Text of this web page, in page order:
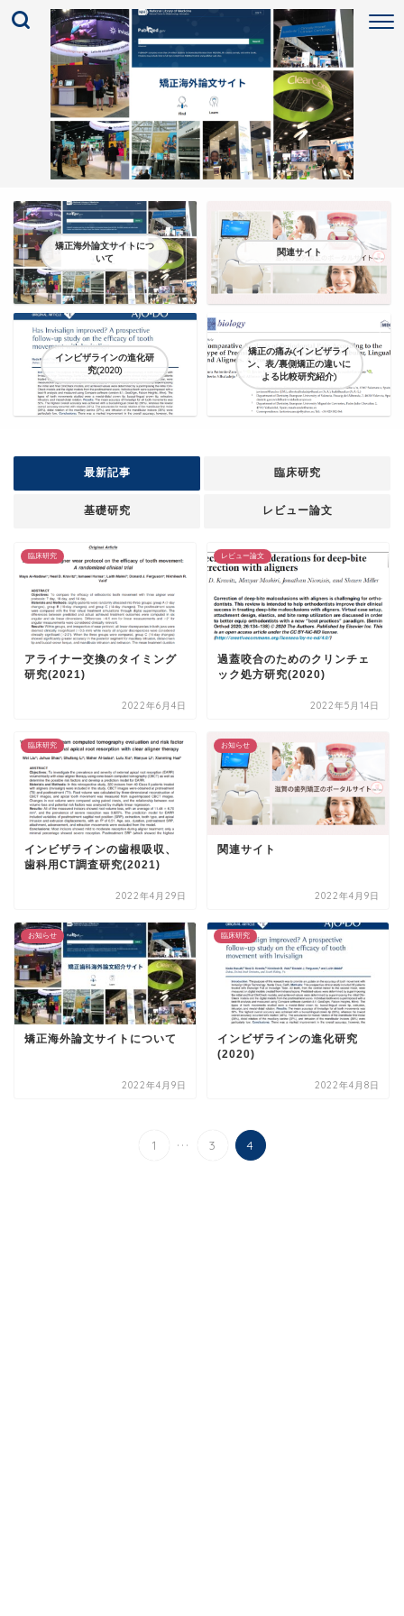
矯正海外論文サイトにつ
いて
関連サイト
インビザラインの進化研
究(2020)
矯正の痛み(インビザライ
ン、表/裏側矯正の違いに
よる比較研究紹介)
最新記事 臨床研究
基礎研究 レビュー論文
臨床研究
アライナー交換のタイミング
研究(2021)
2022年6月4日
レビュー論文
過蓋咬合のためのクリンチェ
ック処方研究(2020)
2022年5月14日
臨床研究
インビザラインの歯根吸収、
歯科用CT調査研究(2021)
2022年4月29日
お知らせ
関連サイト
2022年4月9日
お知らせ
矯正海外論文サイトについて
2022年4月9日
臨床研究
インビザラインの進化研究
(2020)
2022年4月8日
1 ... 3 4